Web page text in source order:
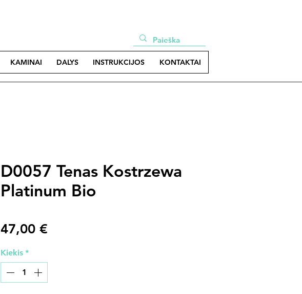
KAMINAI DALYS INSTRUKCIJOS KONTAKTAI
D0057 Tenas Kostrzewa
Platinum Bio
47,00 €
Kiekis *